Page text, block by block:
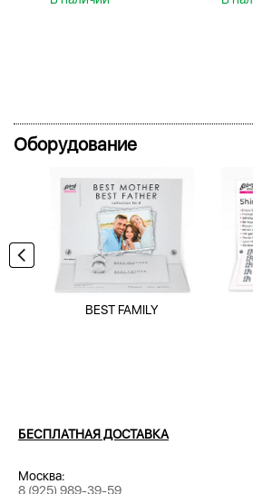
Оборудование
BEST FAMILY
БЕСПЛАТНАЯ ДОСТАВКА
Москва:
8 (925) 989-39-59